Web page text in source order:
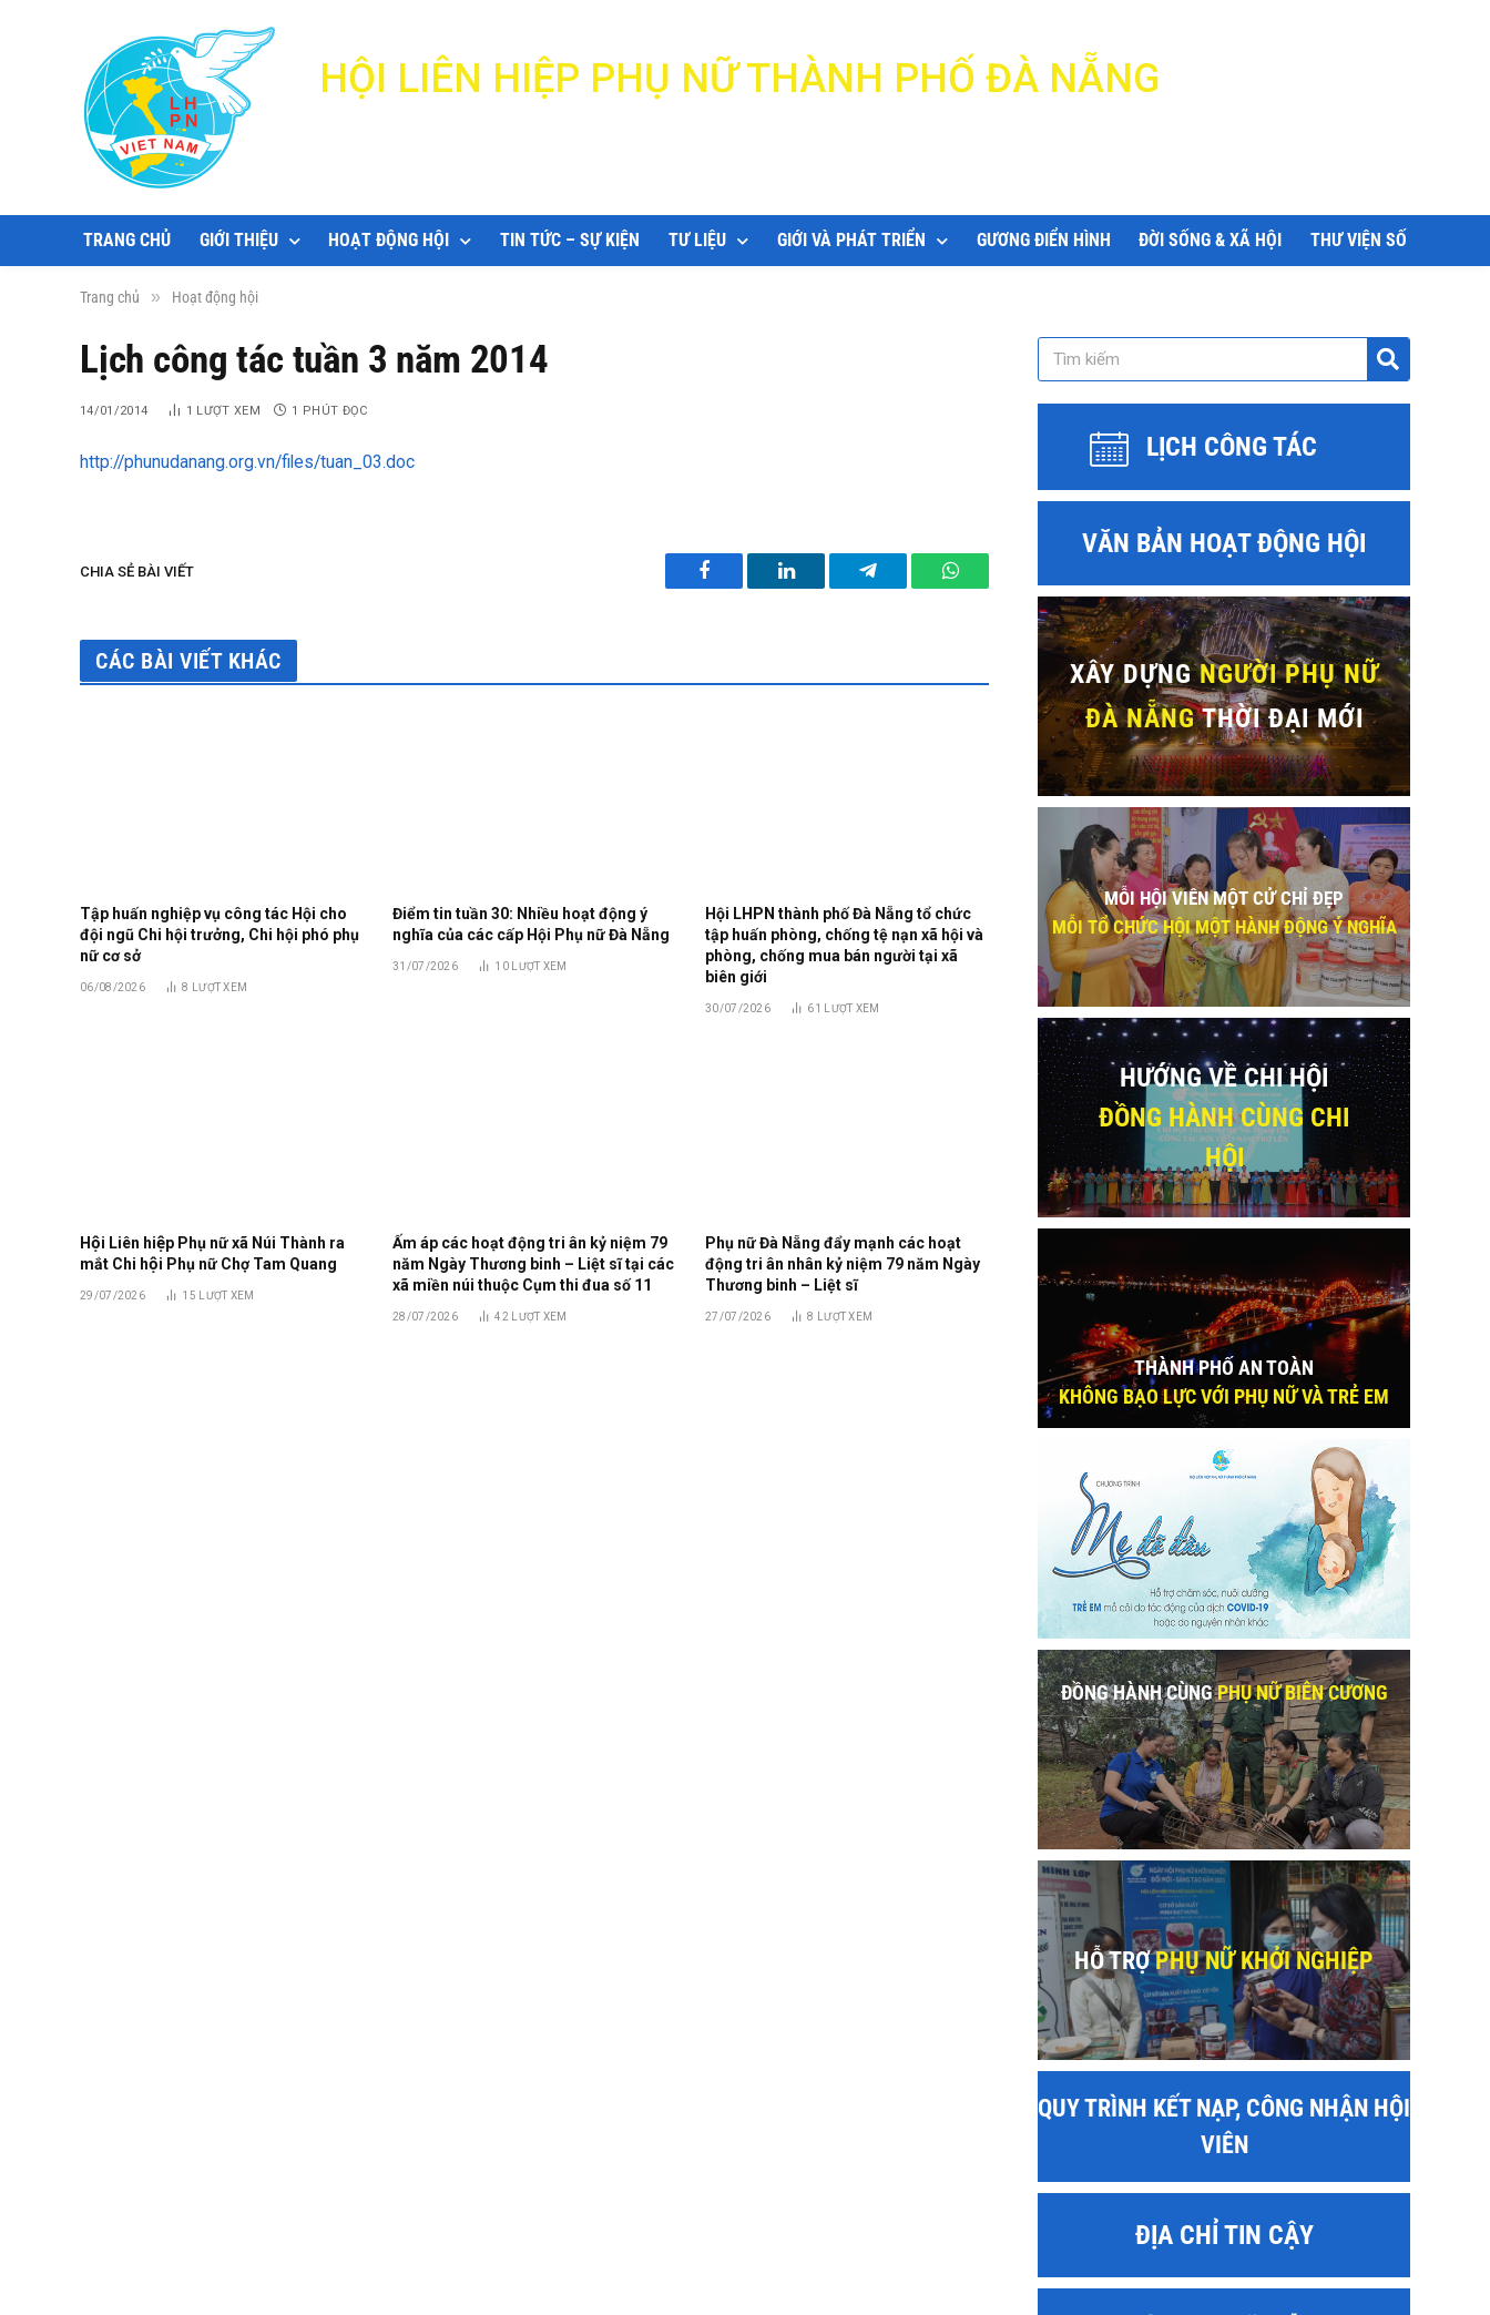
HỘI LIÊN HIỆP PHỤ NỮ THÀNH PHỐ ĐÀ NẴNG
TRANG CHỦ GIỚI THIỆU HOẠT ĐỘNG HỘI TIN TỨC – SỰ KIỆN TƯ LIỆU GIỚI VÀ PHÁT TRIỂN GƯƠNG ĐIỂN HÌNH ĐỜI SỐNG & XÃ HỘI THƯ VIỆN SỐ
Trang chủ » Hoạt động hội
Lịch công tác tuần 3 năm 2014
14/01/2014 1 LƯỢT XEM 1 PHÚT ĐỌC
http://phunudanang.org.vn/files/tuan_03.doc
CHIA SẺ BÀI VIẾT
Facebook LinkedIn Telegram WhatsApp
CÁC BÀI VIẾT KHÁC
Tập huấn nghiệp vụ công tác Hội cho
đội ngũ Chi hội trưởng, Chi hội phó phụ
nữ cơ sở
06/08/2026 8 LƯỢT XEM
Điểm tin tuần 30: Nhiều hoạt động ý
nghĩa của các cấp Hội Phụ nữ Đà Nẵng
31/07/2026 10 LƯỢT XEM
Hội LHPN thành phố Đà Nẵng tổ chức
tập huấn phòng, chống tệ nạn xã hội và
phòng, chống mua bán người tại xã
biên giới
30/07/2026 61 LƯỢT XEM
Hội Liên hiệp Phụ nữ xã Núi Thành ra
mắt Chi hội Phụ nữ Chợ Tam Quang
29/07/2026 15 LƯỢT XEM
Ấm áp các hoạt động tri ân kỷ niệm 79
năm Ngày Thương binh – Liệt sĩ tại các
xã miền núi thuộc Cụm thi đua số 11
28/07/2026 42 LƯỢT XEM
Phụ nữ Đà Nẵng đẩy mạnh các hoạt
động tri ân nhân kỷ niệm 79 năm Ngày
Thương binh – Liệt sĩ
27/07/2026 8 LƯỢT XEM
LỊCH CÔNG TÁC
VĂN BẢN HOẠT ĐỘNG HỘI
XÂY DỰNGNGƯỜI PHỤ NỮ
ĐÀ NẴNGTHỜI ĐẠI MỚI
MỖI HỘI VIÊN MỘT CỬ CHỈ ĐẸP
MỖI TỔ CHỨC HỘI MỘT HÀNH ĐỘNG Ý NGHĨA
HƯỚNG VỀ CHI HỘI
ĐỒNG HÀNH CÙNG CHI
HỘI
THÀNH PHỐ AN TOÀN
KHÔNG BẠO LỰC VỚI PHỤ NỮ VÀ TRẺ EM
ĐỒNG HÀNH CÙNGPHỤ NỮ BIÊN CƯƠNG
HỖ TRỢPHỤ NỮ KHỞI NGHIỆP
QUY TRÌNH KẾT NẠP, CÔNG NHẬN HỘI
VIÊN
ĐỊA CHỈ TIN CẬY